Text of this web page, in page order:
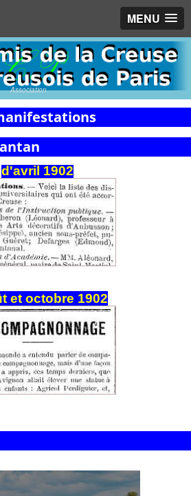
MENU
Association
d'avril 1902
et octobre 1902